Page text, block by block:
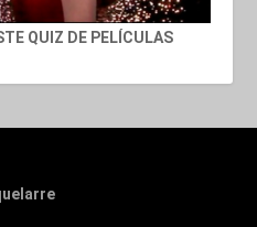
QUIZ DE PELÍCULAS